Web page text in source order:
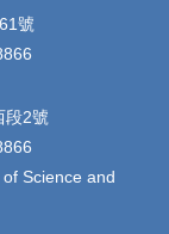
號
2號
Science and